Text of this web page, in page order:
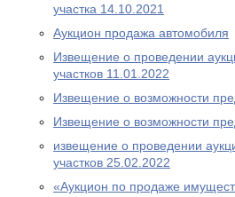
участка 14.10.2021
Аукцион продажа автомобиля
Извещение о проведении
участков 11.01.2022
Извещение о возможности
Извещение о возможности
извещение о проведении
участков 25.02.2022
«Аукцион по продаже